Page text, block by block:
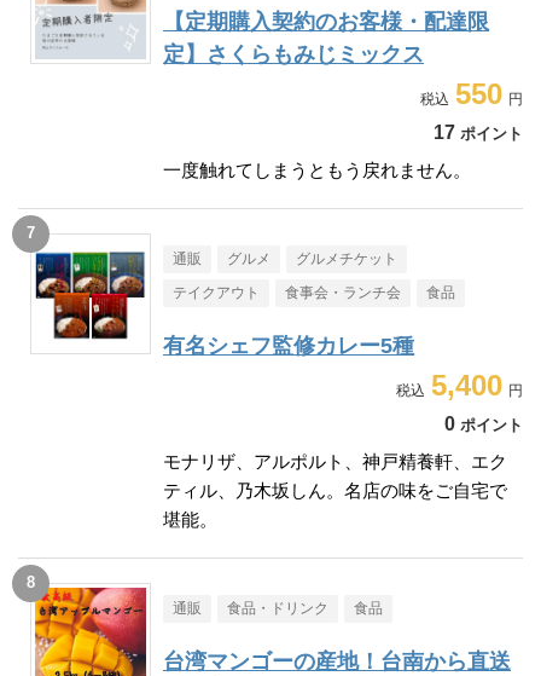
【定期購入契約のお客様・配達限
定】さくらもみじミックス
550
17 ポイント
一度触れてしまうともう戻れません。
通販 グルメ グルメチケット
テイクアウト 食事会・ランチ会 食品
有名シェフ監修カレー5種
5,400
0 ポイント
モナリザ、アルポルト、神戸精養軒、エク
ティル、乃木坂しん。名店の味をご自宅で
堪能。
通販 食品・ドリンク 食品
台湾マンゴーの産地！台南から直送